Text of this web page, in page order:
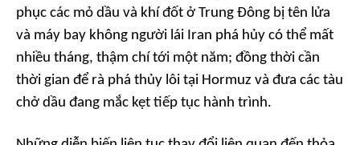
phục các mỏ dầu và khí đốt ở Trung Đông bị tên lửa
và máy bay không người lái Iran phá hủy có thể mất
nhiều tháng, thậm chí tới một năm; đồng thời cần
thời gian để rà phá thủy lôi tại Hormuz và đưa các tàu
chở dầu đang mắc kẹt tiếp tục hành trình.